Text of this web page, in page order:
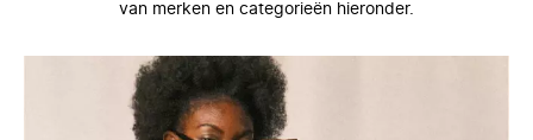
van merken en categorieën hieronder.